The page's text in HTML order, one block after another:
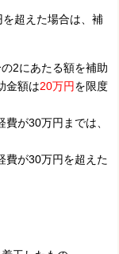
超えた場合は、補
2にあたる額を補助
金額は20万円を限度
が30万円までは、
が30万円を超えた